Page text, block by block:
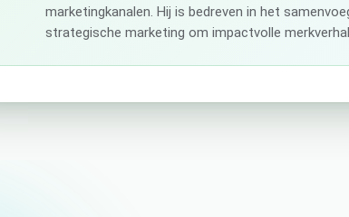
marketingkanalen. Hij is bedreven in het
strategische marketing om impactvolle